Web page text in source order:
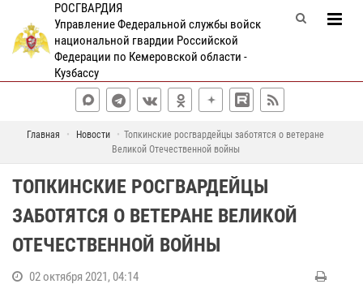
РОСГВАРДИЯ
Управление Федеральной службы войск
национальной гвардии Российской
Федерации по Кемеровской области -
Кузбассу
Главная Новости
Топкинские росгвардейцы заботятся о ветеране
Великой Отечественной войны
ТОПКИНСКИЕ РОСГВАРДЕЙЦЫ
ЗАБОТЯТСЯ О ВЕТЕРАНЕ ВЕЛИКОЙ
ОТЕЧЕСТВЕННОЙ ВОЙНЫ
02 октября 2021, 04:14